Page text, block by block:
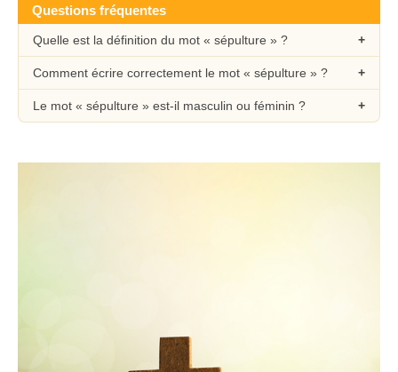
Questions fréquentes
Quelle est la définition du mot « sépulture » ?
Comment écrire correctement le mot « sépulture » ?
Le mot « sépulture » est-il masculin ou féminin ?